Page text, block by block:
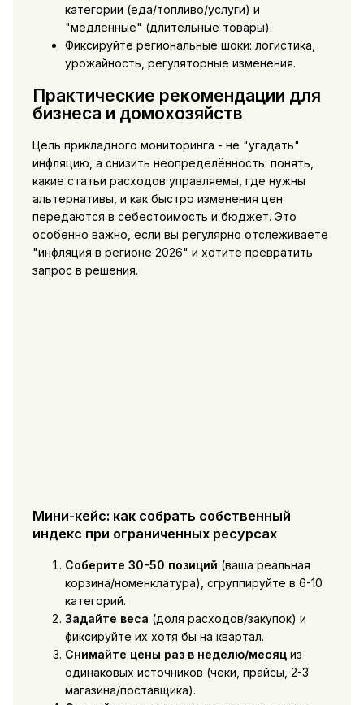
категории (еда/топливо/услуги) и
"медленные" (длительные товары).
Фиксируйте региональные шоки: логистика,
урожайность, регуляторные изменения.
Практические рекомендации для
бизнеса и домохозяйств
Цель прикладного мониторинга - не "угадать"
инфляцию, а снизить неопределённость: понять,
какие статьи расходов управляемы, где нужны
альтернативы, и как быстро изменения цен
передаются в себестоимость и бюджет. Это
особенно важно, если вы регулярно отслеживаете
"инфляция в регионе 2026" и хотите превратить
запрос в решения.
Мини-кейс: как собрать собственный
индекс при ограниченных ресурсах
Соберите 30-50 позиций (ваша реальная
корзина/номенклатура), сгруппируйте в 6-10
категорий.
Задайте веса (доля расходов/закупок) и
фиксируйте их хотя бы на квартал.
Снимайте цены раз в неделю/месяциз
одинаковых источников (чеки, прайсы, 2-3
магазина/поставщика).